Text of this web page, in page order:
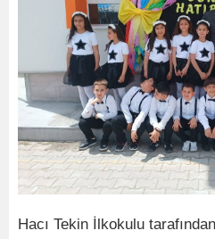
Hacı Tekin İlkokulu